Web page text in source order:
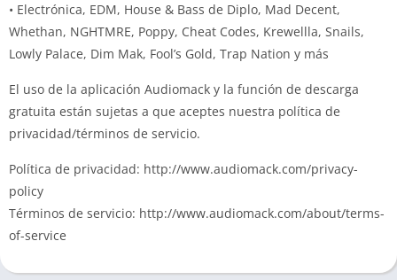
• Electrónica, EDM, House & Bass de Diplo, Mad Decent,
Whethan, NGHTMRE, Poppy, Cheat Codes, Krewellla, Snails,
Lowly Palace, Dim Mak, Fool’s Gold, Trap Nation y más
El uso de la aplicación Audiomack y la función de descarga
gratuita están sujetas a que aceptes nuestra política de
privacidad/términos de servicio.
Política de privacidad: http://www.audiomack.com/privacy-
policy
Términos de servicio: http://www.audiomack.com/about/terms-
of-service